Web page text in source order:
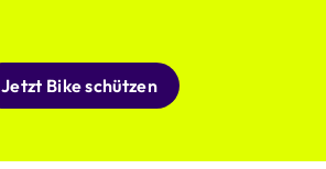
Jetzt Bike schützen